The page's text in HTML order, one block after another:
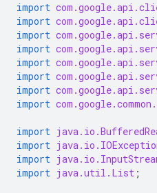
import
import
import
import
import
import
import
import
import
import
import
import java.util.List ;